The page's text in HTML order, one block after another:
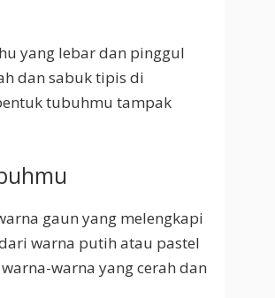
yang lebar dan pinggul
dan sabuk tipis di
tubuhmu tampak
gaun yang melengkapi
warna putih atau pastel
warna yang cerah dan